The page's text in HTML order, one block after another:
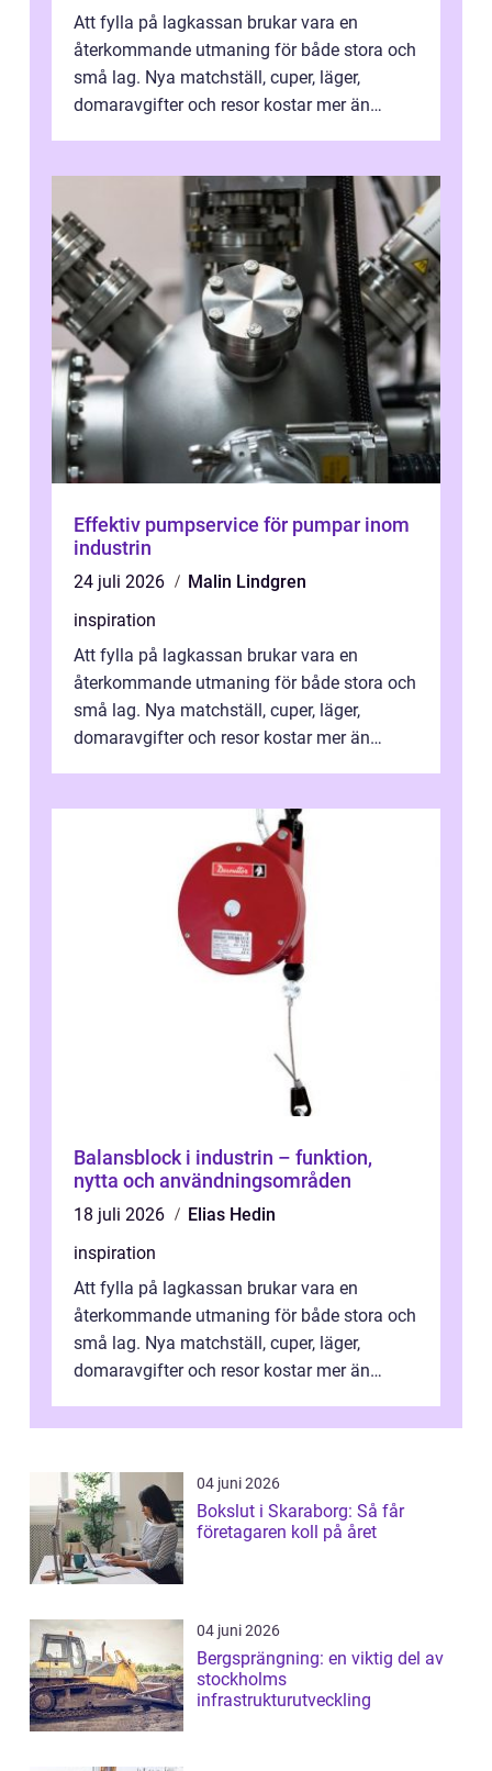
Att fylla på lagkassan brukar vara en
återkommande utmaning för både stora och
små lag. Nya matchställ, cuper, läger,
domaravgifter och resor kostar mer än
Effektiv pumpservice för pumpar inom
industrin
24 juli 2026
Malin Lindgren
inspiration
Att fylla på lagkassan brukar vara en
återkommande utmaning för både stora och
små lag. Nya matchställ, cuper, läger,
domaravgifter och resor kostar mer än
Balansblock i industrin – funktion,
nytta och användningsområden
18 juli 2026
Elias Hedin
inspiration
Att fylla på lagkassan brukar vara en
återkommande utmaning för både stora och
små lag. Nya matchställ, cuper, läger,
domaravgifter och resor kostar mer än
behöver...
04 juni 2026
Bokslut i Skaraborg: Så får
företagaren koll på året
04 juni 2026
Bergsprängning: en viktig del av
stockholms
infrastrukturutveckling